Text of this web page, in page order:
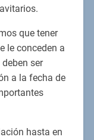
que tener
le conceden a
ser
a la fecha de
hasta en